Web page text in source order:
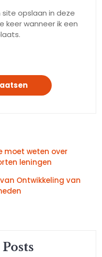
opslaan in deze
keer wanneer ik een
moet weten over
leningen
Ontwikkeling van